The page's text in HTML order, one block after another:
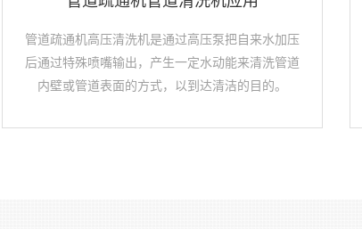
管道疏通机高压清洗机是通过高压泵把自来水加压
后通过特殊喷嘴输出，产生一定水动能来清洗管道
内壁或管道表面的方式，以到达清洁的目的。